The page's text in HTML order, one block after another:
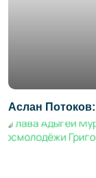
Аслан